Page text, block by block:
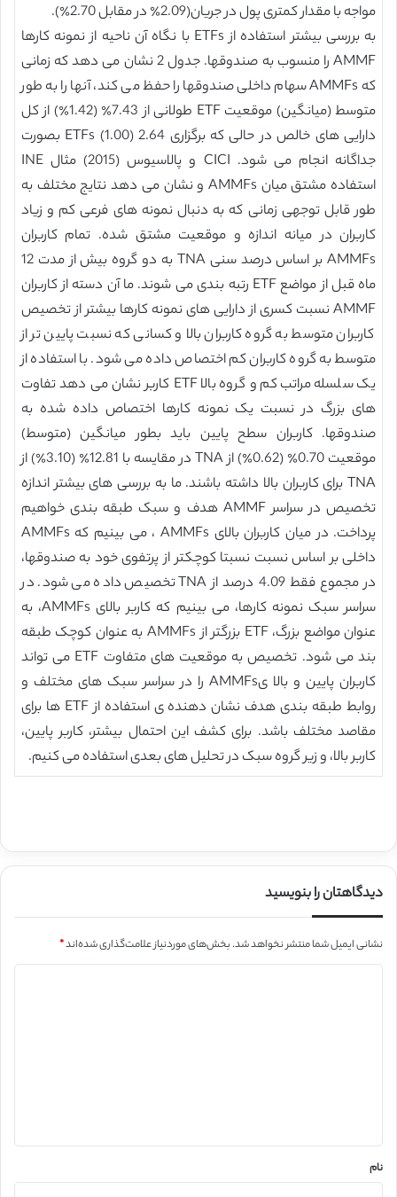
مواجه با مقدار کمتری پول در جریان(2.09٪ در مقابل 2.70٪).
به بررسی بیشتر استفاده از ETFs با نگاه آن ناحیه از نمونه کارها
AMMF را منسوب به صندوقها. جدول 2 نشان می دهد که زمانی
که AMMFs سهام داخلی صندوقها را حفظ می کند، آنها را به طور
متوسط (میانگین) موقعیت ETF طولانی از 7.43٪ (1.42٪) از کل
دارایی های خالص در حالی که برگزاری 2.64 (1.00) ETFs بصورت
جداگانه انجام می شود. CICI و پالاسیوس (2015) مثال INE
استفاده مشتق میان AMMFs و نشان می دهد نتایج مختلف به
طور قابل توجهی زمانی که به دنبال نمونه های فرعی کم و زیاد
کاربران در میانه اندازه و موقعیت مشتق شده. تمام کاربران
AMMFs بر اساس درصد سنی TNA به دو گروه بیش از مدت 12
ماه قبل از مواضع ETF رتبه بندی می شوند. ما آن دسته از کاربران
AMMF نسبت کسری از دارایی های نمونه کارها بیشتر از تخصیص
کاربران متوسط به گروه کاربران بالا و کسانی که نسبت پایین تر از
متوسط به گروه کاربران کم اختصاص داده می شود. با استفاده از
یک سلسله مراتب کم و گروه بالا ETF کاربر نشان می دهد تفاوت
های بزرگ در نسبت یک نمونه کارها اختصاص داده شده به
صندوقها. کاربران سطح پایین باید بطور میانگین (متوسط)
موقعیت 0.70٪ (0.62٪) از TNA در مقایسه با 12.81٪ (3.10٪) از
TNA برای کاربران بالا داشته باشند. ما به بررسی های بیشتر اندازه
تخصیص در سراسر AMMF هدف و سبک طبقه بندی خواهیم
پرداخت. در میان کاربران بالای AMMFs ، می بینیم که AMMFs
داخلی بر اساس نسبت نسبتا کوچکتر از پرتفوی خود به صندوقها،
در مجموع فقط 4.09 درصد از TNA تخصیص داده می شود. در
سراسر سبک نمونه کارها، می بینیم که کاربر بالای AMMFs، به
عنوان مواضع بزرگ، ETF بزرگتر از AMMFs به عنوان کوچک طبقه
بند می شود. تخصیص به موقعیت های متفاوت ETF می تواند
کاربران پایین و بالا یAMMFs را در سراسر سبک های مختلف و
روابط طبقه بندی هدف نشان دهنده ی استفاده از ETF ها برای
مقاصد مختلف باشد. برای کشف این احتمال بیشتر، کاربر پایین،
کاربر بالا، و زیر گروه سبک در تحلیل های بعدی استفاده می کنیم.
دیدگاهتان را بنویسید
نشانی ایمیل شما منتشر نخواهد شد.بخش‌های موردنیاز علامت‌گذاری شده‌اند*
نام